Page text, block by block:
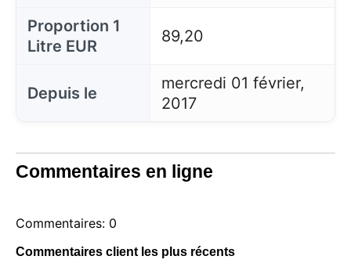
Proportion 1
Litre EUR
89,20
Depuis le
mercredi 01 février,
2017
Commentaires en ligne
Commentaires: 0
Commentaires client les plus récents